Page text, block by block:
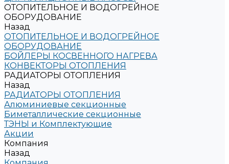
ОТОПИТЕЛЬНОЕ И ВОДОГРЕЙНОЕ
ОБОРУДОВАНИЕ
Назад
ОТОПИТЕЛЬНОЕ И ВОДОГРЕЙНОЕ
ОБОРУДОВАНИЕ
БОЙЛЕРЫ КОСВЕННОГО НАГРЕВА
КОНВЕКТОРЫ ОТОПЛЕНИЯ
РАДИАТОРЫ ОТОПЛЕНИЯ
Назад
РАДИАТОРЫ ОТОПЛЕНИЯ
Алюминиевые секционные
Биметаллические секционные
ТЭНЫ и Комплектующие
Акции
Компания
Назад